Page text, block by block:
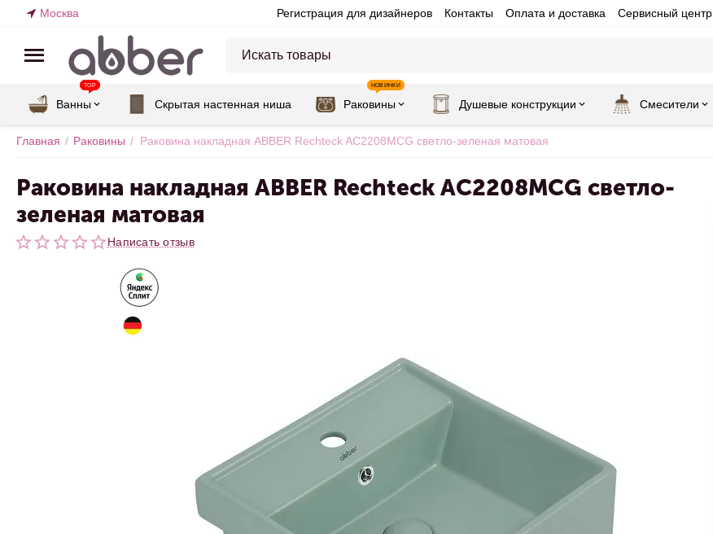
Москва Регистрация для дизайнеров Контакты Оплата и доставка Сервисный центр
Ванны
TOP
Скрытая настенная ниша Раковины
НОВИНКИ
Душевые конструкции Смесители
Главная / Раковины / Раковина накладная ABBER Rechteck AC2208MCG светло-зеленая матовая
Раковина накладная ABBER Rechteck AC2208MCG светло-
зеленая матовая
Написать отзыв